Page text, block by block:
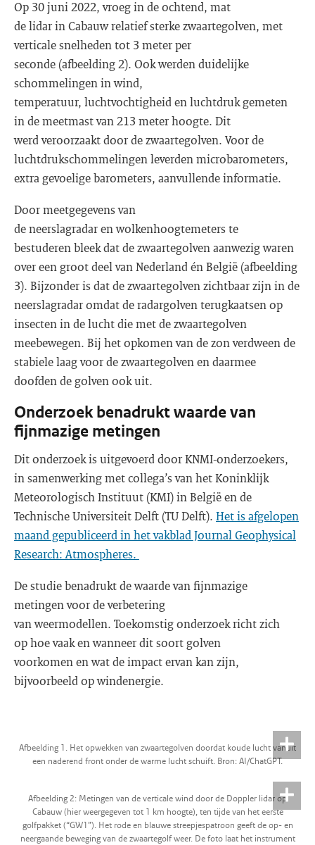
Op 30 juni 2022, vroeg in de ochtend, mat
de lidar in Cabauw relatief sterke zwaartegolven, met
verticale snelheden tot 3 meter per
seconde (afbeelding 2). Ook werden duidelijke
schommelingen in wind,
temperatuur, luchtvochtigheid en luchtdruk gemeten
in de meetmast van 213 meter hoogte. Dit
werd veroorzaakt door de zwaartegolven. Voor de
luchtdrukschommelingen leverden microbarometers,
extra gevoelige barometers, aanvullende informatie.
Door meetgegevens van
de neerslagradar en wolkenhoogtemeters te
bestuderen bleek dat de zwaartegolven aanwezig waren
over een groot deel van Nederland én België (afbeelding
3). Bijzonder is dat de zwaartegolven zichtbaar zijn in de
neerslagradar omdat de radargolven terugkaatsen op
insecten in de lucht die met de zwaartegolven
meebewegen. Bij het opkomen van de zon verdween de
stabiele laag voor de zwaartegolven en daarmee
doofden de golven ook uit.
Onderzoek benadrukt waarde van
fijnmazige metingen
Dit onderzoek is uitgevoerd door KNMI-onderzoekers,
in samenwerking met collega’s van het Koninklijk
Meteorologisch Instituut (KMI) in België en de
Technische Universiteit Delft (TU Delft). Het is afgelopen
maand gepubliceerd in het vakblad Journal Geophysical
Research: Atmospheres.
De studie benadrukt de waarde van fijnmazige
metingen voor de verbetering
van weermodellen. Toekomstig onderzoek richt zich
op hoe vaak en wanneer dit soort golven
voorkomen en wat de impact ervan kan zijn,
bijvoorbeeld op windenergie.
Afbeelding 1. Het opwekken van zwaartegolven doordat koude lucht vanuit
een naderend front onder de warme lucht schuift. Bron: AI/ChatGPT.
Afbeelding 2: Metingen van de verticale wind door de Doppler lidar op
Cabauw (hier weergegeven tot 1 km hoogte), ten tijde van het eerste
golfpakket (“GW1”). Het rode en blauwe streepjespatroon geeft de op- en
neergaande beweging van de zwaartegolf weer. De foto laat het instrument